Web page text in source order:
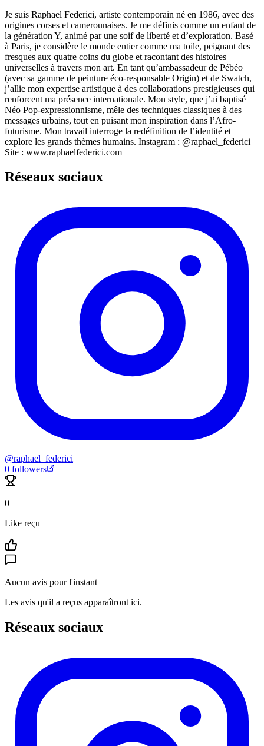
Je suis Raphael Federici, artiste contemporain né en 1986, avec des
origines corses et camerounaises. Je me définis comme un enfant de
la génération Y, animé par une soif de liberté et d’exploration. Basé
à Paris, je considère le monde entier comme ma toile, peignant des
fresques aux quatre coins du globe et racontant des histoires
universelles à travers mon art. En tant qu’ambassadeur de Pébéo
(avec sa gamme de peinture éco-responsable Origin) et de Swatch,
j’allie mon expertise artistique à des collaborations prestigieuses qui
renforcent ma présence internationale. Mon style, que j’ai baptisé
Néo Pop-expressionnisme, mêle des techniques classiques à des
messages urbains, tout en puisant mon inspiration dans l’Afro-
futurisme. Mon travail interroge la redéfinition de l’identité et
explore les grands thèmes humains. Instagram : @raphael_federici
Site : www.raphaelfederici.com
Réseaux sociaux
@raphael_federici
0 followers
0
Like reçu
Aucun avis pour l'instant
Les avis qu'il a reçus apparaîtront ici.
Réseaux sociaux